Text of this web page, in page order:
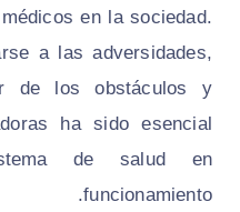
en la sociedad.
a las adversidades,
de los obstáculos y
ha sido esencial
de salud en
funcionamiento.